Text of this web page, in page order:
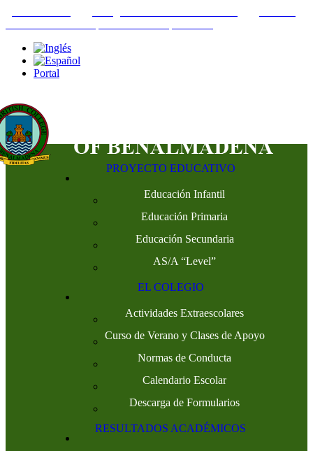
Portal
PROYECTO EDUCATIVO
Educación Infantil
Educación Primaria
Educación Secundaria
AS/A “Level”
EL COLEGIO
Actividades Extraescolares
Curso de Verano y Clases de Apoyo
Normas de Conducta
Calendario Escolar
Descarga de Formularios
RESULTADOS ACADÉMICOS